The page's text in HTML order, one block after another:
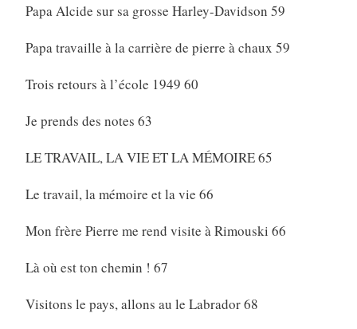
Papa Alcide sur sa grosse Harley-Davidson 59
Papa travaille à la carrière de pierre à chaux 59
Trois retours à l’école 1949 60
Je prends des notes 63
LE TRAVAIL, LA VIE ET LA MÉMOIRE 65
Le travail, la mémoire et la vie 66
Mon frère Pierre me rend visite à Rimouski 66
Là où est ton chemin ! 67
Visitons le pays, allons au le Labrador 68